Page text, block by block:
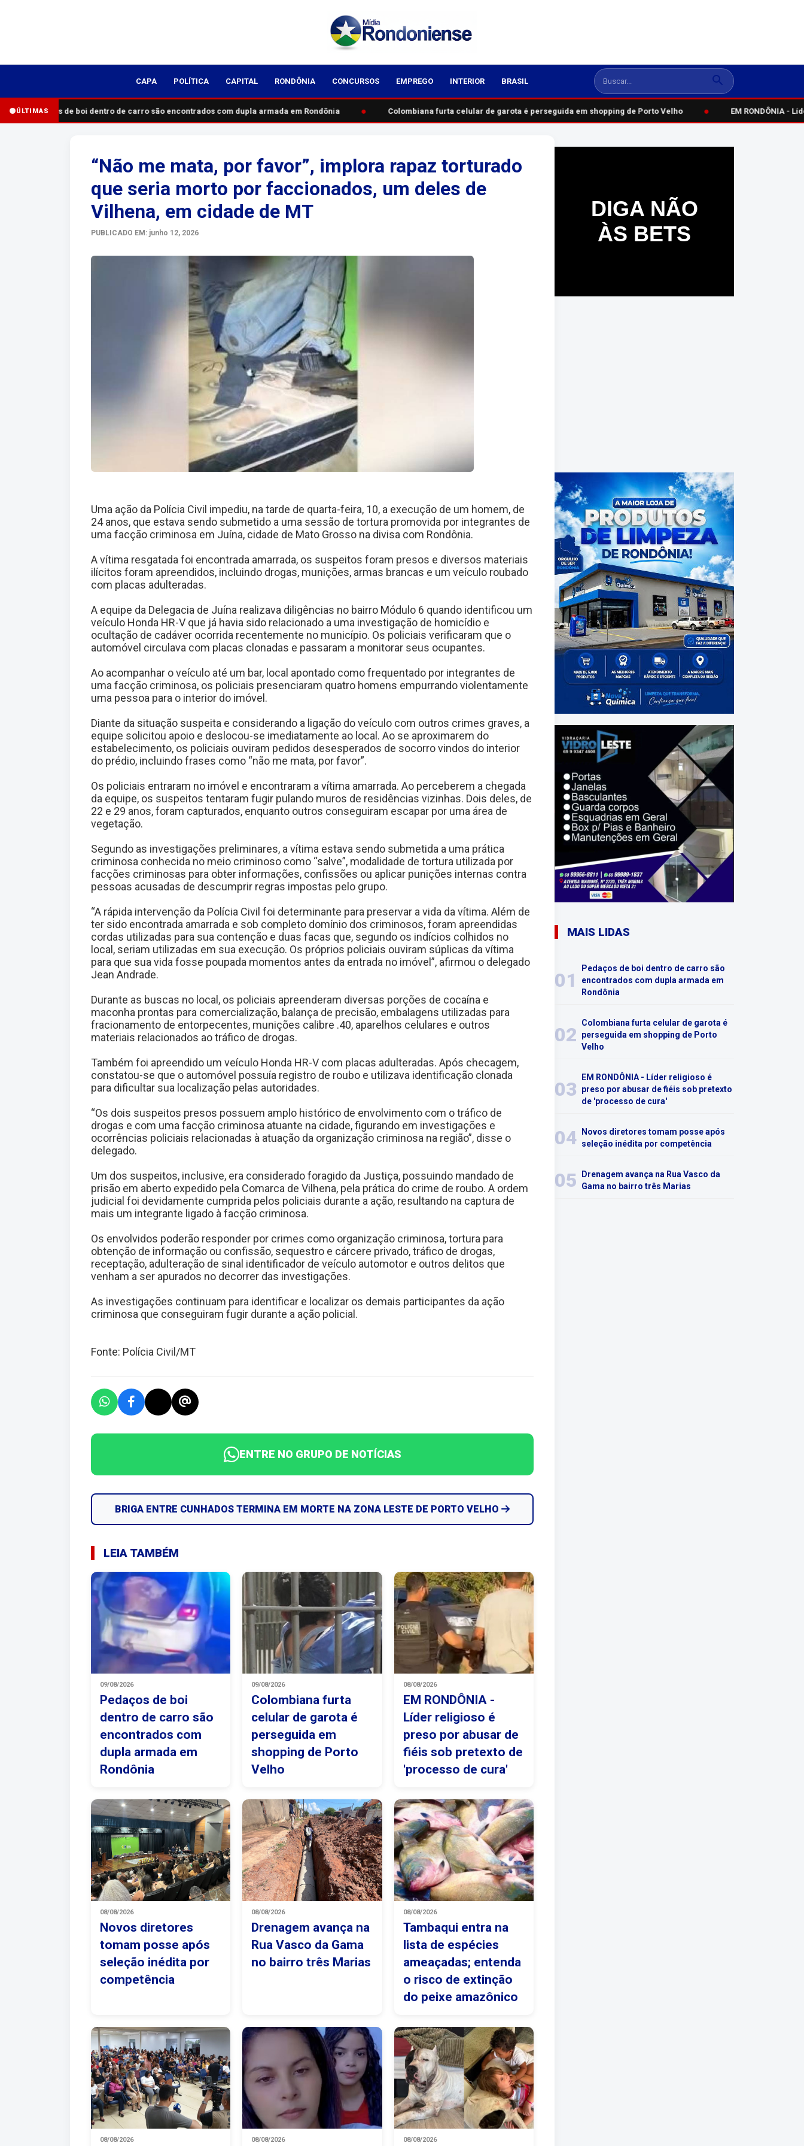
CAPA POLÍTICA CAPITAL RONDÔNIA CONCURSOS EMPREGO INTERIOR BRASIL
ÚLTIMAS
Pedaços de boi dentro de carro são encontrados com dupla armada em Rondônia Colombiana furta celular de garota é perseguida em shopping de Porto Velho EM RONDÔNIA -
“Não me mata, por favor”, implora rapaz torturado
que seria morto por faccionados, um deles de
Vilhena, em cidade de MT
PUBLICADO EM: junho 12, 2026
Uma ação da Polícia Civil impediu, na tarde de quarta-feira, 10, a execução de um homem, de
24 anos, que estava sendo submetido a uma sessão de tortura promovida por integrantes de
uma facção criminosa em Juína, cidade de Mato Grosso na divisa com Rondônia.
A vítima resgatada foi encontrada amarrada, os suspeitos foram presos e diversos materiais
ilícitos foram apreendidos, incluindo drogas, munições, armas brancas e um veículo roubado
com placas adulteradas.
A equipe da Delegacia de Juína realizava diligências no bairro Módulo 6 quando identificou um
veículo Honda HR-V que já havia sido relacionado a uma investigação de homicídio e
ocultação de cadáver ocorrida recentemente no município. Os policiais verificaram que o
automóvel circulava com placas clonadas e passaram a monitorar seus ocupantes.
Ao acompanhar o veículo até um bar, local apontado como frequentado por integrantes de
uma facção criminosa, os policiais presenciaram quatro homens empurrando violentamente
uma pessoa para o interior do imóvel.
Diante da situação suspeita e considerando a ligação do veículo com outros crimes graves, a
equipe solicitou apoio e deslocou-se imediatamente ao local. Ao se aproximarem do
estabelecimento, os policiais ouviram pedidos desesperados de socorro vindos do interior
do prédio, incluindo frases como “não me mata, por favor”.
Os policiais entraram no imóvel e encontraram a vítima amarrada. Ao perceberem a chegada
da equipe, os suspeitos tentaram fugir pulando muros de residências vizinhas. Dois deles, de
22 e 29 anos, foram capturados, enquanto outros conseguiram escapar por uma área de
vegetação.
Segundo as investigações preliminares, a vítima estava sendo submetida a uma prática
criminosa conhecida no meio criminoso como “salve”, modalidade de tortura utilizada por
facções criminosas para obter informações, confissões ou aplicar punições internas contra
pessoas acusadas de descumprir regras impostas pelo grupo.
“A rápida intervenção da Polícia Civil foi determinante para preservar a vida da vítima. Além de
ter sido encontrada amarrada e sob completo domínio dos criminosos, foram apreendidas
cordas utilizadas para sua contenção e duas facas que, segundo os indícios colhidos no
local, seriam utilizadas em sua execução. Os próprios policiais ouviram súplicas da vítima
para que sua vida fosse poupada momentos antes da entrada no imóvel”, afirmou o delegado
Jean Andrade.
Durante as buscas no local, os policiais apreenderam diversas porções de cocaína e
maconha prontas para comercialização, balança de precisão, embalagens utilizadas para
fracionamento de entorpecentes, munições calibre .40, aparelhos celulares e outros
materiais relacionados ao tráfico de drogas.
Também foi apreendido um veículo Honda HR-V com placas adulteradas. Após checagem,
constatou-se que o automóvel possuía registro de roubo e utilizava identificação clonada
para dificultar sua localização pelas autoridades.
“Os dois suspeitos presos possuem amplo histórico de envolvimento com o tráfico de
drogas e com uma facção criminosa atuante na cidade, figurando em investigações e
ocorrências policiais relacionadas à atuação da organização criminosa na região”, disse o
delegado.
Um dos suspeitos, inclusive, era considerado foragido da Justiça, possuindo mandado de
prisão em aberto expedido pela Comarca de Vilhena, pela prática do crime de roubo. A ordem
judicial foi devidamente cumprida pelos policiais durante a ação, resultando na captura de
mais um integrante ligado à facção criminosa.
Os envolvidos poderão responder por crimes como organização criminosa, tortura para
obtenção de informação ou confissão, sequestro e cárcere privado, tráfico de drogas,
receptação, adulteração de sinal identificador de veículo automotor e outros delitos que
venham a ser apurados no decorrer das investigações.
As investigações continuam para identificar e localizar os demais participantes da ação
criminosa que conseguiram fugir durante a ação policial.
Fonte: Polícia Civil/MT
ENTRE NO GRUPO DE NOTÍCIAS
BRIGA ENTRE CUNHADOS TERMINA EM MORTE NA ZONA LESTE DE PORTO VELHO
LEIA TAMBÉM
09/08/2026
Pedaços de boi
dentro de carro são
encontrados com
dupla armada em
Rondônia
09/08/2026
Colombiana furta
celular de garota é
perseguida em
shopping de Porto
Velho
08/08/2026
EM RONDÔNIA -
Líder religioso é
preso por abusar de
fiéis sob pretexto de
'processo de cura'
08/08/2026
Novos diretores
tomam posse após
seleção inédita por
competência
08/08/2026
Drenagem avança na
Rua Vasco da Gama
no bairro três Marias
08/08/2026
Tambaqui entra na
lista de espécies
ameaçadas; entenda
o risco de extinção
do peixe amazônico
08/08/2026 08/08/2026 08/08/2026
DIGA NÃO
ÀS BETS
MAIS LIDAS
01
Pedaços de boi dentro de carro são
encontrados com dupla armada em
Rondônia
02
Colombiana furta celular de garota é
perseguida em shopping de Porto
Velho
03
EM RONDÔNIA - Líder religioso é
preso por abusar de fiéis sob pretexto
de 'processo de cura'
04
Novos diretores tomam posse após
seleção inédita por competência
05
Drenagem avança na Rua Vasco da
Gama no bairro três Marias